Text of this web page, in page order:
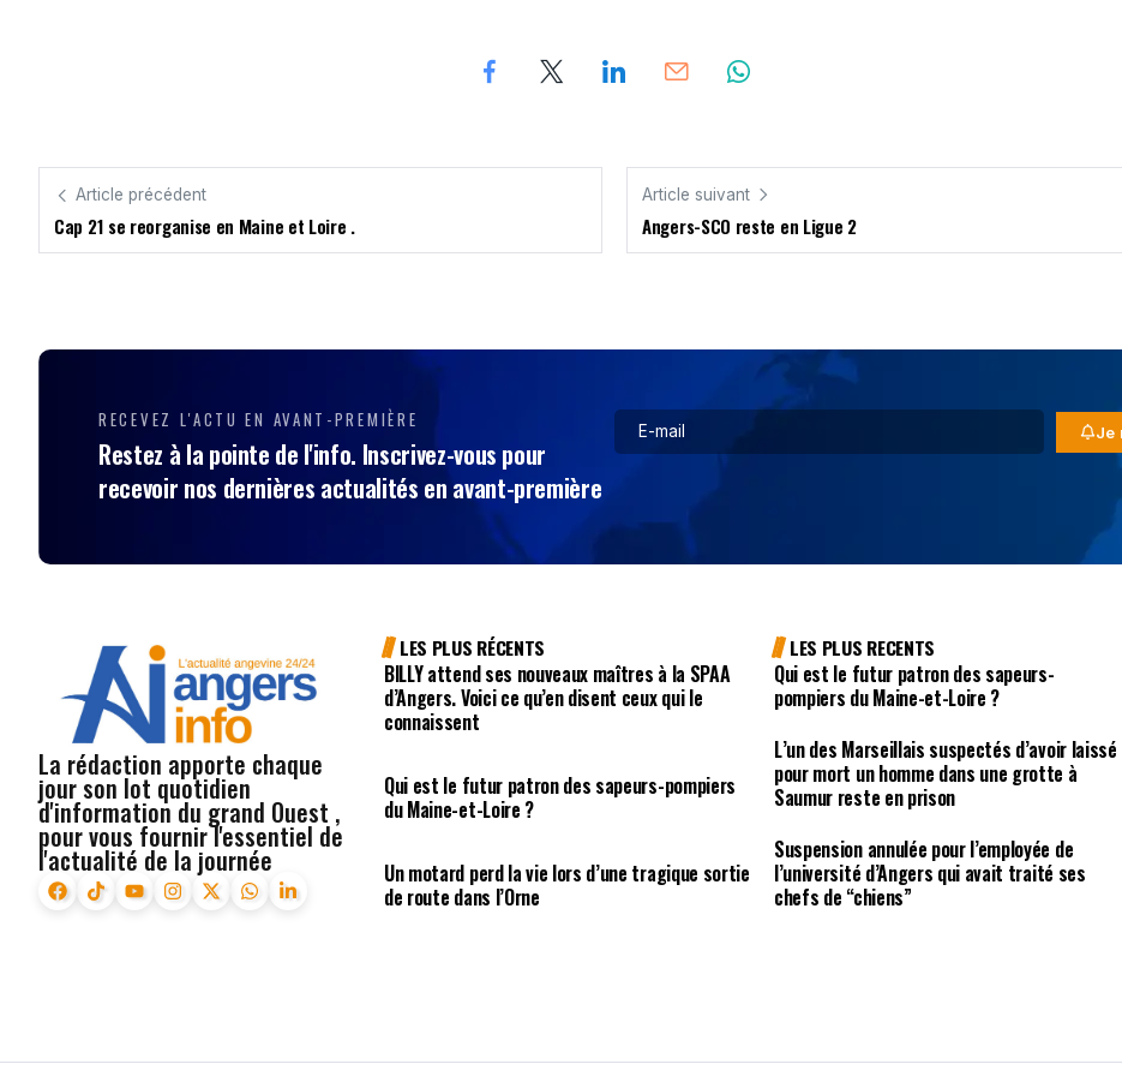
Article précédent
Cap 21 se reorganise en Maine et Loire .
Article suivant
Angers-SCO reste en Ligue 2
RECEVEZ L'ACTU EN AVANT-PREMIÈRE
Restez à la pointe de l'info. Inscrivez-vous pour
recevoir nos dernières actualités en avant-première
Je
La rédaction apporte chaque
jour son lot quotidien
d'information du grand Ouest ,
pour vous fournir l'essentiel de
l'actualité de la journée
LES PLUS RÉCENTS
BILLY attend ses nouveaux maîtres à la SPAA
d’Angers. Voici ce qu’en disent ceux qui le
connaissent
Qui est le futur patron des sapeurs-pompiers
du Maine-et-Loire ?
Un motard perd la vie lors d’une tragique sortie
de route dans l’Orne
LES PLUS RECENTS
Qui est le futur patron des sapeurs-
pompiers du Maine-et-Loire ?
L’un des Marseillais suspectés d’avoir laissé
pour mort un homme dans une grotte à
Saumur reste en prison
Suspension annulée pour l’employée de
l’université d’Angers qui avait traité ses
chefs de “chiens”